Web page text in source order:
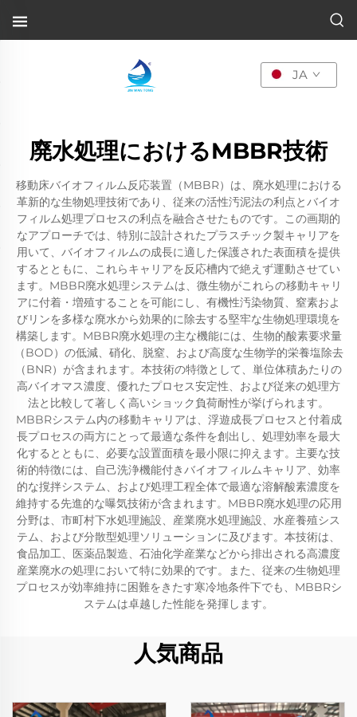
JA
廃水処理におけるMBBR技術
移動床バイオフィルム反応装置（MBBR）は、廃水処理における
革新的な生物処理技術であり、従来の活性汚泥法の利点とバイオ
フィルム処理プロセスの利点を融合させたものです。この画期的
なアプローチでは、特別に設計されたプラスチック製キャリアを
用いて、バイオフィルムの成長に適した保護された表面積を提供
するとともに、これらキャリアを反応槽内で絶えず運動させてい
ます。MBBR廃水処理システムは、微生物がこれらの移動キャリ
アに付着・増殖することを可能にし、有機性汚染物質、窒素およ
びリンを多様な廃水から効果的に除去する堅牢な生物処理環境を
構築します。MBBR廃水処理の主な機能には、生物的酸素要求量
（BOD）の低減、硝化、脱窒、および高度な生物学的栄養塩除去
（BNR）が含まれます。本技術の特徴として、単位体積あたりの
高バイオマス濃度、優れたプロセス安定性、および従来の処理方
法と比較して著しく高いショック負荷耐性が挙げられます。
MBBRシステム内の移動キャリアは、浮遊成長プロセスと付着成
長プロセスの両方にとって最適な条件を創出し、処理効率を最大
化するとともに、必要な設置面積を最小限に抑えます。主要な技
術的特徴には、自己洗浄機能付きバイオフィルムキャリア、効率
的な撹拌システム、および処理工程全体で最適な溶解酸素濃度を
維持する先進的な曝気技術が含まれます。MBBR廃水処理の応用
分野は、市町村下水処理施設、産業廃水処理施設、水産養殖シス
テム、および分散型処理ソリューションに及びます。本技術は、
食品加工、医薬品製造、石油化学産業などから排出される高濃度
産業廃水の処理において特に効果的です。また、従来の生物処理
プロセスが効率維持に困難をきたす寒冷地条件下でも、MBBRシ
ステムは卓越した性能を発揮します。
人気商品